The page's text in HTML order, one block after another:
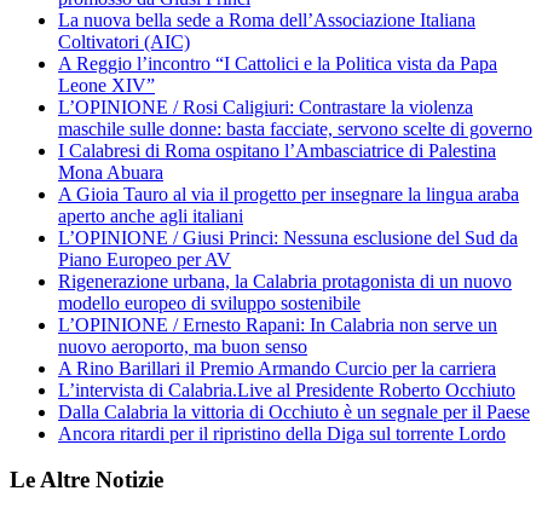
La nuova bella sede a Roma dell’Associazione Italiana
Coltivatori (AIC)
A Reggio l’incontro “I Cattolici e la Politica vista da Papa
Leone XIV”
L’OPINIONE / Rosi Caligiuri: Contrastare la violenza
maschile sulle donne: basta facciate, servono scelte di governo
I Calabresi di Roma ospitano l’Ambasciatrice di Palestina
Mona Abuara
A Gioia Tauro al via il progetto per insegnare la lingua araba
aperto anche agli italiani
L’OPINIONE / Giusi Princi: Nessuna esclusione del Sud da
Piano Europeo per AV
Rigenerazione urbana, la Calabria protagonista di un nuovo
modello europeo di sviluppo sostenibile
L’OPINIONE / Ernesto Rapani: In Calabria non serve un
nuovo aeroporto, ma buon senso
A Rino Barillari il Premio Armando Curcio per la carriera
L’intervista di Calabria.Live al Presidente Roberto Occhiuto
Dalla Calabria la vittoria di Occhiuto è un segnale per il Paese
Ancora ritardi per il ripristino della Diga sul torrente Lordo
Le Altre Notizie